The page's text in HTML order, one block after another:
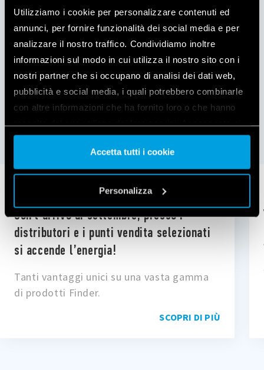
Utilizziamo i cookie per personalizzare contenuti ed
annunci, per fornire funzionalità dei social media e per
analizzare il nostro traffico. Condividiamo inoltre
informazioni sul modo in cui utilizza il nostro sito con i
nostri partner che si occupano di analisi dei dati web,
pubblicità e social media, i quali potrebbero combinarle
con altre informazioni che ha fornito loro o che hanno
nostri cookie se continua ad utilizzare il nostro sito web.
Vai alla Cookie Policy completa
Accetta tutti i cookie
Personalizza
ARTICOLI CORRELATI
Con l’arrivo di settembre, presso i
distributori e i punti vendita selezionati
si accende l’energia!
Tanti vantaggi unici su una vasta gamma
di prodotti Finder.
SCOPRI DI PIÙ